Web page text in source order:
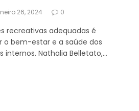
26, 2024 0
recreativas adequadas é
o bem-estar e a saúde dos
Nathalia Belletato,…